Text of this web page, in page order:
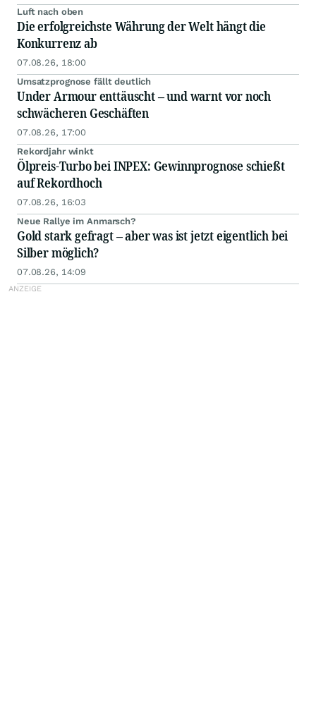
Luft nach oben
Die erfolgreichste Währung der Welt hängt die
Konkurrenz ab
07.08.26, 18:00
Umsatzprognose fällt deutlich
Under Armour enttäuscht – und warnt vor noch
schwächeren Geschäften
07.08.26, 17:00
Rekordjahr winkt
Ölpreis-Turbo bei INPEX: Gewinnprognose schießt
auf Rekordhoch
07.08.26, 16:03
Neue Rallye im Anmarsch?
Gold stark gefragt – aber was ist jetzt eigentlich bei
Silber möglich?
07.08.26, 14:09